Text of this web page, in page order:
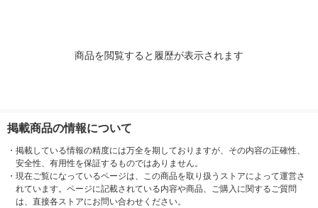
商品を閲覧すると履歴が表示されます
掲載商品の情報について
・ 掲載している情報の精度には万全を期しておりますが、その内容の正確性、
安全性、有用性を保証するものではありません。
・ 現在ご覧になっているページは、この商品を取り扱うストアによって運営さ
れています。ページに記載されている内容や商品、ご購入に関するご質問
は、直接各ストアにお問い合わせください。